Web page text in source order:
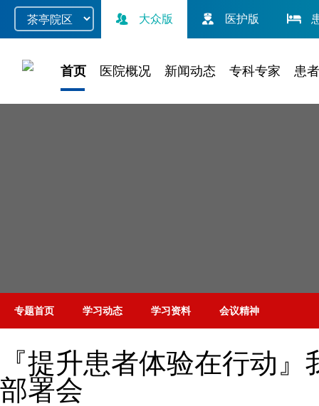
大众版 医护版
首页 医院概况 新闻动态 专科专家 患
专题首页 学习动态 学习资料 会议精神
『提升患者体验在行动
部署会